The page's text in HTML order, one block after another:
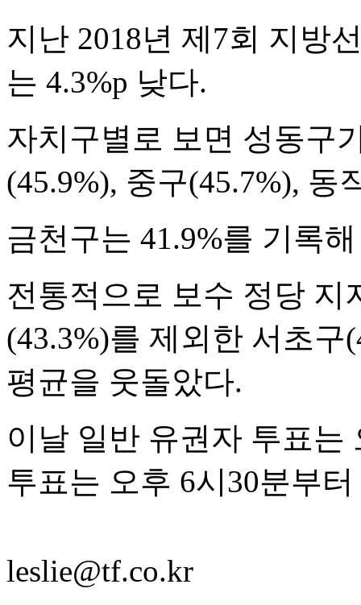
지난 2018년 제7회 지방
는 4.3%p 낮다.
자치구별로 보면 성동구
(45.9%), 중구(45.7%), 동
금천구는 41.9%를 기록
전통적으로 보수 정당 지
(43.3%)를 제외한 서초구
평균을 웃돌았다.
이날 일반 유권자 투표는
투표는 오후 6시30분부
leslie@tf.co.kr